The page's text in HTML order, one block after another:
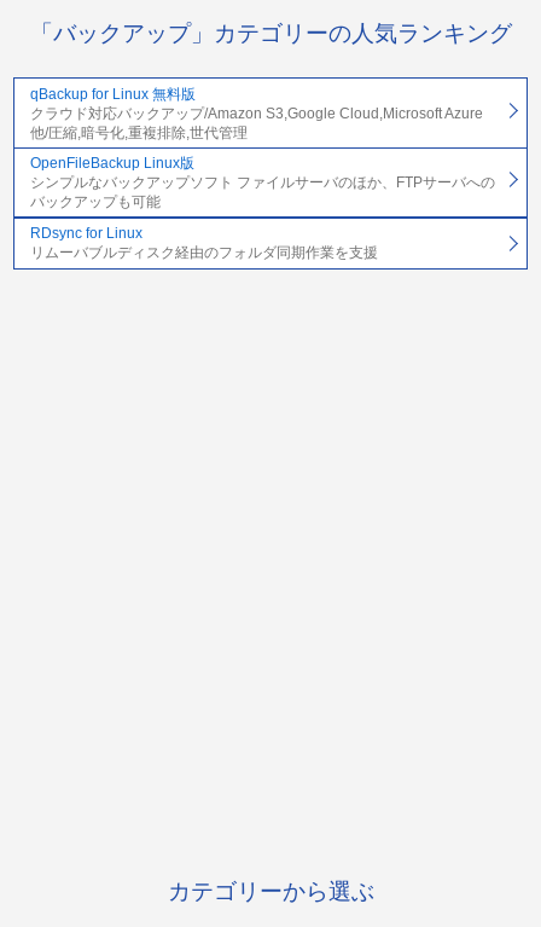
「バックアップ」カテゴリーの人気ランキング
qBackup for Linux 無料版
クラウド対応バックアップ/Amazon S3,Google Cloud,Microsoft Azure
他/圧縮,暗号化,重複排除,世代管理
OpenFileBackup Linux版
シンプルなバックアップソフト ファイルサーバのほか、FTPサーバへの
バックアップも可能
RDsync for Linux
リムーバブルディスク経由のフォルダ同期作業を支援
カテゴリーから選ぶ